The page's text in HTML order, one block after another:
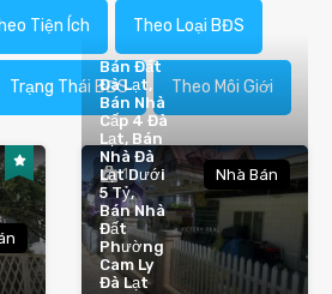
Tiện Ích Theo Loại BĐS
Trạng Thái BĐS Theo Môi Giới
1
Bán Đất
Đà Lạt,
Bán Nhà
Cấp 4 Đà
Lạt, Bán
Nhà Đà
Lạt Dưới
5 Tỷ,
Bán Nhà
Đất
Phường
Cam Ly
Đà Lạt
Nhà Bán